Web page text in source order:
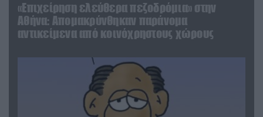
«Επιχείρηση ελεύθερα πεζοδρόμια» στην
Αθήνα: Απομακρύνθηκαν παράνομα
αντικείμενα από κοινόχρηστους χώρους